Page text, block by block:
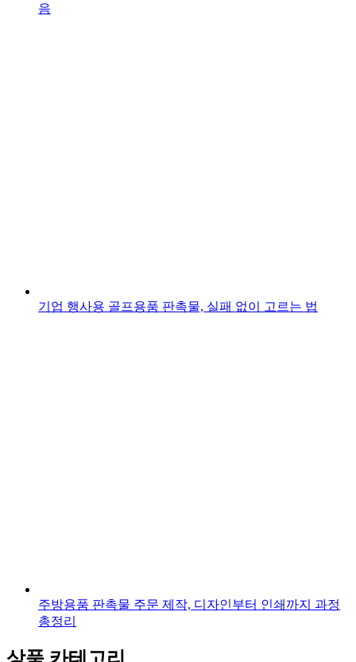
음
기업 행사용 골프용품 판촉물, 실패 없이 고르는 법
주방용품 판촉물 주문 제작, 디자인부터 인쇄까지 과정
총정리